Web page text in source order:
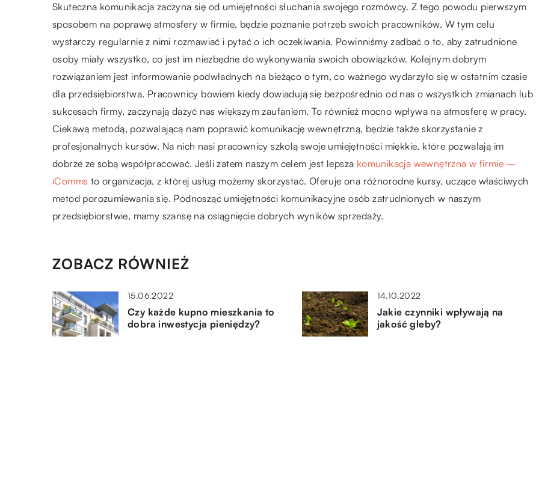
Skuteczna komunikacja zaczyna się od umiejętności słuchania swojego rozmówcy. Z tego powodu pierwszym
sposobem na poprawę atmosfery w firmie, będzie poznanie potrzeb swoich pracowników. W tym celu
wystarczy regularnie z nimi rozmawiać i pytać o ich oczekiwania. Powinniśmy zadbać o to, aby zatrudnione
osoby miały wszystko, co jest im niezbędne do wykonywania swoich obowiązków. Kolejnym dobrym
rozwiązaniem jest informowanie podwładnych na bieżąco o tym, co ważnego wydarzyło się w ostatnim czasie
dla przedsiębiorstwa. Pracownicy bowiem kiedy dowiadują się bezpośrednio od nas o wszystkich zmianach lub
sukcesach firmy, zaczynają dażyć nas większym zaufaniem. To również mocno wpływa na atmosferę w pracy.
Ciekawą metodą, pozwalającą nam poprawić komunikację wewnętrzną, będzie także skorzystanie z
profesjonalnych kursów. Na nich nasi pracownicy szkolą swoje umiejętności miękkie, które pozwalają im
dobrze ze sobą współpracować. Jeśli zatem naszym celem jest lepsza komunikacja wewnętrzna w firmie –
iComms to organizacja, z której usług możemy skorzystać. Oferuje ona różnorodne kursy, uczące właściwych
metod porozumiewania się. Podnosząc umiejętności komunikacyjne osób zatrudnionych w naszym
przedsiębiorstwie, mamy szansę na osiągnięcie dobrych wyników sprzedaży.
ZOBACZ RÓWNIEŻ
15.06.2022
Czy każde kupno mieszkania to
dobra inwestycja pieniędzy?
14.10.2022
Jakie czynniki wpływają na
jakość gleby?